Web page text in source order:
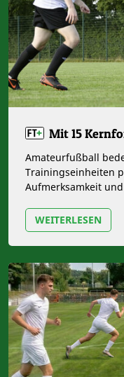
Mit 15
Amateurfußball
Trainingseinheiten
Aufmerksamkeit
WEITERLESEN